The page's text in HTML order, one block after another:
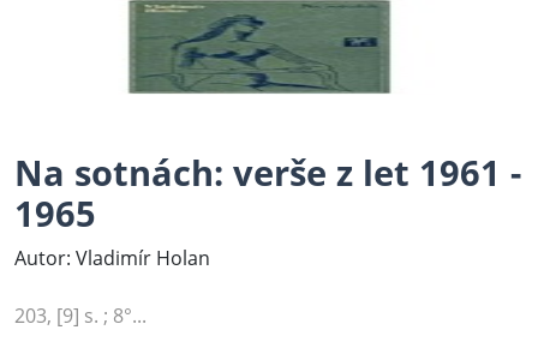
Na sotnách: verše z let 1961 -
1965
Autor: Vladimír Holan
203, [9] s. ; 8°...